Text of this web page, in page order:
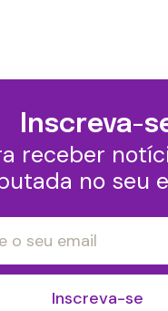
Inscreva-
receber
no seu